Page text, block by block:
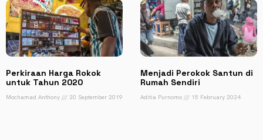
Perkiraan Harga Rokok
untuk Tahun 2020
Mochamad Anthony 20 September 2019
Menjadi Perokok Santun di
Rumah Sendiri
Aditia Purnomo 15 February 2024